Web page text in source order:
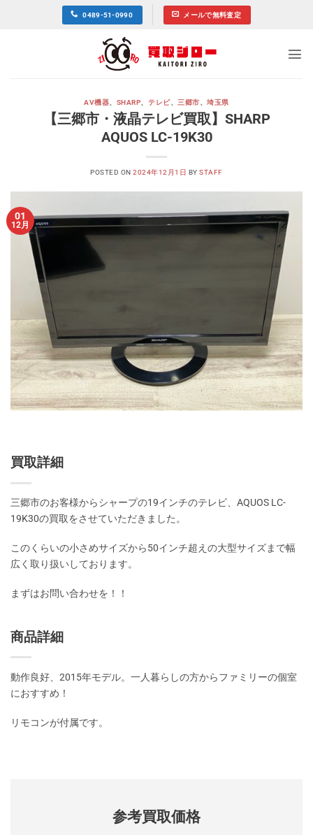
0489-51-0990 メールで無料査定
AV機器 SHARP テレビ、三郷市 、埼玉県
【三郷市・液晶テレビ買取】SHARP
AQUOS LC-19K30
POSTED ON2024年12月1日 BYSTAFF
01
12月
買取詳細
三郷市のお客様からシャープの19インチのテレビ、AQUOS LC-
19K30の買取をさせていただきました。
このくらいの小さめサイズから50インチ超えの大型サイズまで幅
広く取り扱いしております。
まずはお問い合わせを！！
商品詳細
動作良好、2015年モデル。一人暮らしの方からファミリーの個室
におすすめ！
リモコンが付属です。
参考買取価格